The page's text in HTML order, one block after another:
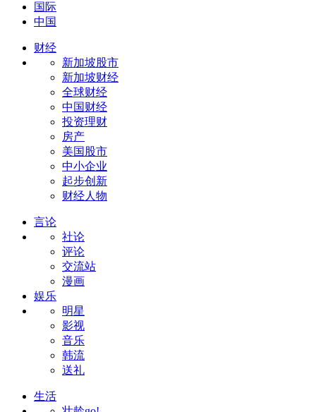
国际
中国
财经
新加坡股市
新加坡财经
全球财经
中国财经
投资理财
房产
美国股市
中小企业
起步创新
财经人物
言论
社论
评论
交流站
漫画
娱乐
明星
影视
音乐
韩流
送礼
生活